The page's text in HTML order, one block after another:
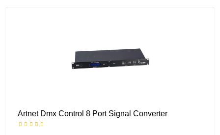
Artnet Dmx Control 8 Port Signal Converter